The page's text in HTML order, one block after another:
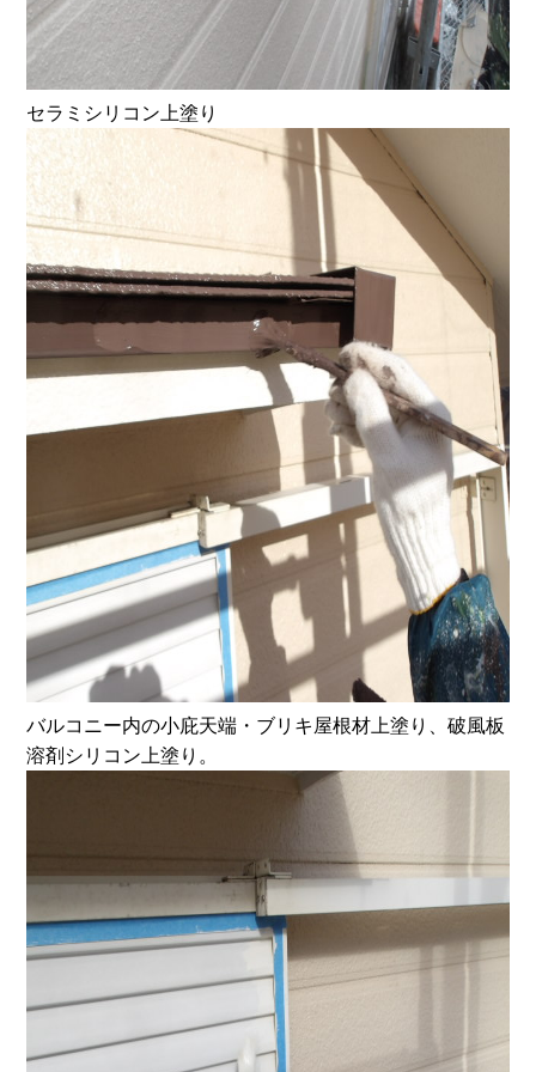
セラミシリコン上塗り
バルコニー内の小庇天端・ブリキ屋根材上塗り、破風板
溶剤シリコン上塗り。